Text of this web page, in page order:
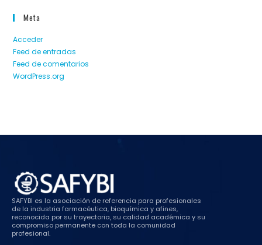
Meta
Acceder
Feed de entradas
Feed de comentarios
WordPress.org
SAFYBI es la asociación de referencia para profesionales
de la industria farmacéutica, bioquímica y afines,
reconocida por su trayectoria, su calidad académica y su
compromiso permanente con toda la comunidad
profesional.